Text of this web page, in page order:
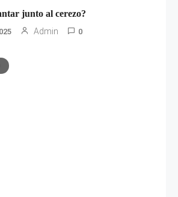
junto al cerezo?
Admin 0